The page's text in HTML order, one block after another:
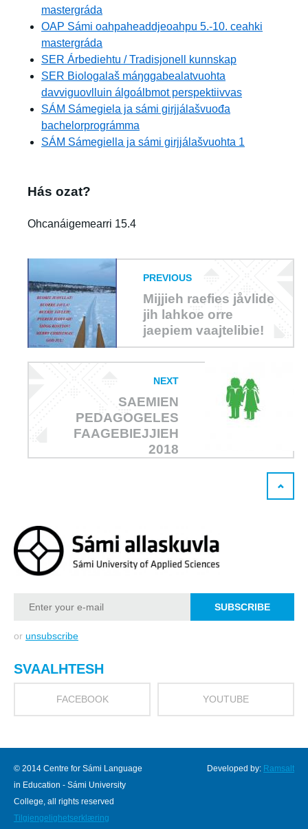
mastergráda
OAP Sámi oahpaheaddjeoahpu 5.-10. ceahki
mastergráda
SER Árbediehtu / Tradisjonell kunnskap
SER Biologalaš máŋggabealatvuohta
davviguovlluin álgoálbmot perspektiivvas
SÁM Sámegiela ja sámi girjjálašvuođa
bachelorprográmma
SÁM Sámegiella ja sámi girjjálašvuohta 1
Hás ozat?
Ohcanáigemearri 15.4
PREVIOUS
Mijjieh raefies jåvlide
jih lahkoe orre
jaepiem vaajtelibie!
NEXT
SAEMIEN
PEDAGOGELES
FAAGEBIEJJIEH
2018
or unsubscribe
SVAALHTESH
FACEBOOK YOUTUBE
© 2014 Centre for Sámi Language
in Education - Sámi University
College, all rights reserved
Tilgjengelighetserklæring
Developed by: Ramsalt